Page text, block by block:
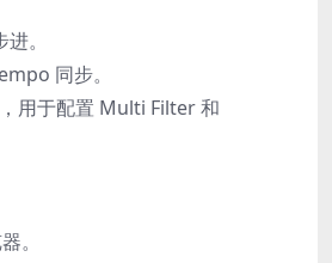
。
同步。
用于配置 Multi Filter 和
。